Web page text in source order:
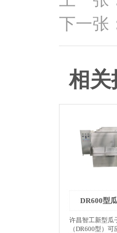
下一张
相关
DR600型
许昌智工新型瓜
（DR600型）